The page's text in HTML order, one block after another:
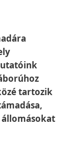
tartozik